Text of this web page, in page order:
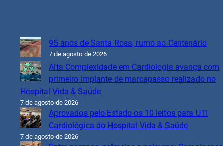
95 anos de Santa Rosa, rumo ao Centenário
7 de agosto de 2026
Alta Complexidade em Cardiologia avança com
primeiro implante de marcapasso realizado no
Hospital Vida & Saúde
7 de agosto de 2026
Aprovados pelo Estado os 10 leitos para UTI
Cardiológica do Hospital Vida & Saúde
7 de agosto de 2026